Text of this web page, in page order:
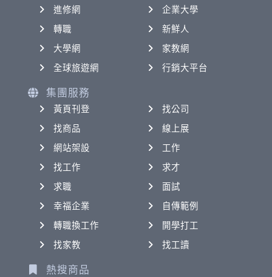
進修網
企業大學
轉職
新鮮人
大學網
家教網
全球旅遊網
行銷大平台
集團服務
黃頁刊登
找公司
找商品
線上展
網站架設
工作
找工作
求才
求職
面試
幸福企業
自傳範例
轉職換工作
開學打工
找家教
找工讀
熱搜商品